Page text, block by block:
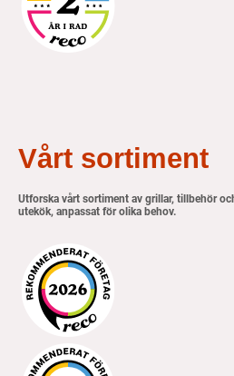
Vårt sortiment
Utforska vårt sortiment av grillar, tillbehör
utekök, anpassat för olika behov.